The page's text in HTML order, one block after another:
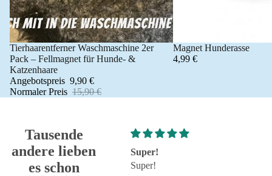
Angebot 🐾
Tierhaarentferner Waschmaschine 2er
Pack – Fellmagnet für Hunde- &
Katzenhaare
Angebotspreis 9,90 €
Normaler Preis 15,90 €
Magnet Hunderasse
4,99 €
Tausende
andere lieben
es schon
Super!
Super!